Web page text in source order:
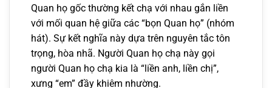
Quan họ gốc thường kết chạ với nhau gắn liền
với mối quan hệ giữa các “bọn Quan họ” (nhóm
hát). Sự kết nghĩa này dựa trên nguyên tắc tôn
trọng, hòa nhã. Người Quan họ chạ này gọi
người Quan họ chạ kia là “liền anh, liền chị”,
xưng “em” đầy khiêm nhường.